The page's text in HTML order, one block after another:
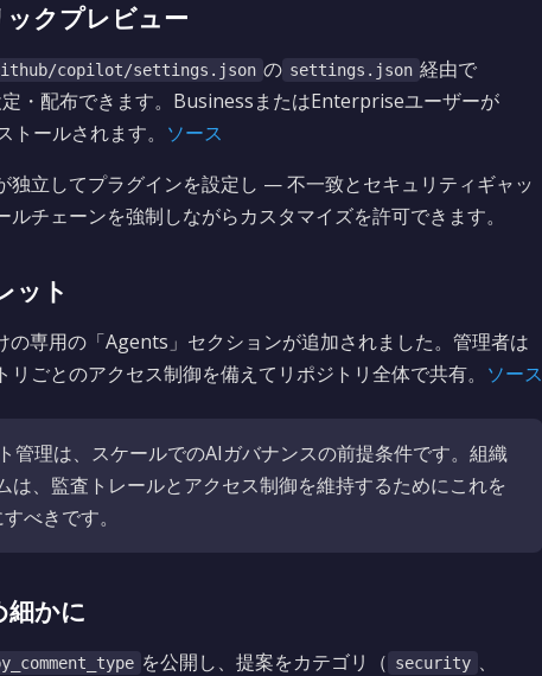
クプレビュー
copilot/settings.json の settings.json 経由で
・配布できます。BusinessまたはEnterpriseユーザーが
ールされます。 ソース
独立してプラグインを設定し — 不一致とセキュリティギャッ
チェーンを強制しながらカスタマイズを許可できます。
ット
の専用の「Agents」セクションが追加されました。管理者は
ごとのアクセス制御を備えてリポジトリ全体で共有。 ソース
管理は、スケールでのAIガバナンスの前提条件です。組織
、監査トレールとアクセス制御を維持するためにこれを
べきです。
細かに
を公開し、提案をカテゴリ（ security 、